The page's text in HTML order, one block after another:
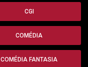
CGI
COMÉDIA
COMÉDIA FANTASIA